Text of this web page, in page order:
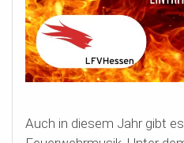
Auch in diesem Jahr gibt